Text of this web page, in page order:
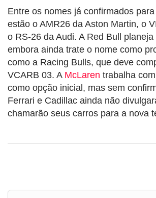
Entre os nomes já confirmados
estão o AMR26 da Aston Martin, o
o RS-26 da Audi. A Red Bull
embora ainda trate o nome como
como a Racing Bulls, que deve
VCARB 03. A McLaren trabalha
como opção inicial, mas sem
Ferrari e Cadillac ainda não
chamarão seus carros para a nova